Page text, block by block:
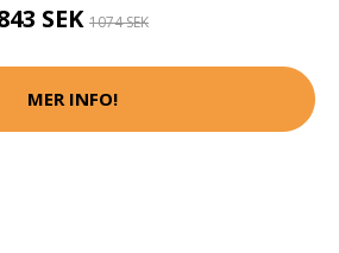
SEK 1074 SEK
MER INFO!